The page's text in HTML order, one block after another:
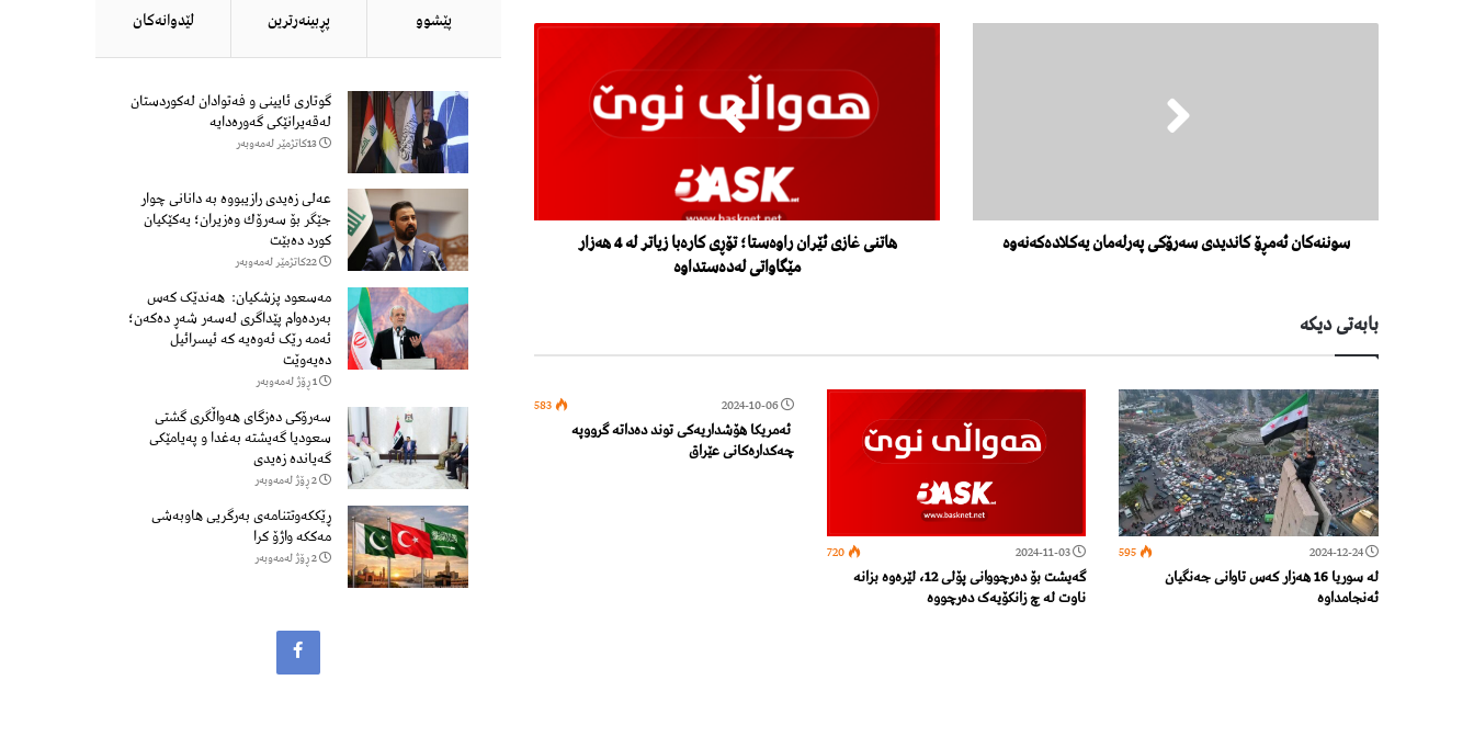
سوننەكان ئەمڕۆ كاندیدی سەرۆكی پەرلەمان یەكلادەكەنەوە هاتنی غازی ئێران راوەستا؛ تۆڕی كارەبا زیاتر لە 4 هەزار
مێگاواتی لەدەستداوە
بابەتی دیكە
2024-12-24
595
لە سوریا 16 هەزار كەس تاوانی جەنگیان
ئەنجامداوە
2024-11-03
720
گه‌یشت بۆ دەرچووانی پۆلی 12، لێرەوە بزانە
ناوت لە چ زانکۆیەک دەرچووە
2024-10-06
583
ئەمریکا هۆشداریەکی توند دەداتە گرووپە
چەکدارەکانی عێراق
پێشوو پڕبینەرترین لێدوانەكان
گوتاری ئایینی و فەتوادان لەکوردستان
لەقەیرانێکی گەورەدایە
13كاتژمێر لەمەوبەر
عەلی زەیدی رازیبووە بە دانانی چوار
جێگر بۆ سەرۆك وەزیران؛ یەكێكیان
كورد دەبێت
22كاتژمێر لەمەوبەر
مەسعود پزشكیان: هەندێک کەس
بەردەوام پێداگری لەسەر شەڕ دەكەن؛
ئەمە رێک ئەوەیە کە ئیسرائیل
دەیەوێت
1 ڕۆژ لەمەوبەر
سەرۆكی دەزگای هەواڵگری گشتی
سعودیا گەیشتە بەغدا و پەیامێكی
گەیاندە زەیدی
2 ڕۆژ لەمەوبەر
ڕێککەوتتنامەی بەرگریی هاوبەشی
مەککە واژۆ کرا
2 ڕۆژ لەمەوبەر